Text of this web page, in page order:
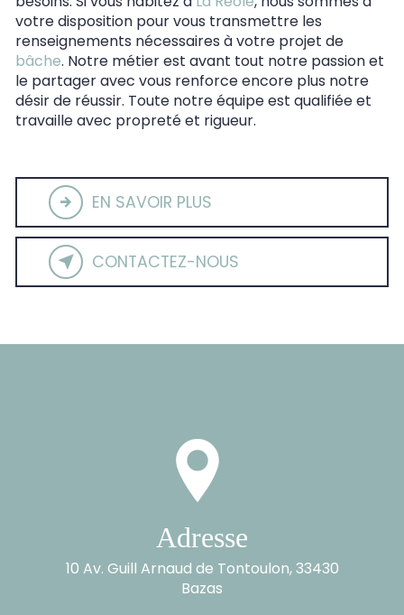
votre disposition pour vous transmettre les
renseignements nécessaires à votre projet de
bâche. Notre métier est avant tout notre passion et
le partager avec vous renforce encore plus notre
désir de réussir. Toute notre équipe est qualifiée et
travaille avec propreté et rigueur.
EN SAVOIR PLUS
CONTACTEZ-NOUS
Adresse
10 Av. Guill Arnaud de Tontoulon, 33430
Bazas